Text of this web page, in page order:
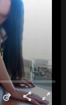
국어
ษาไทย